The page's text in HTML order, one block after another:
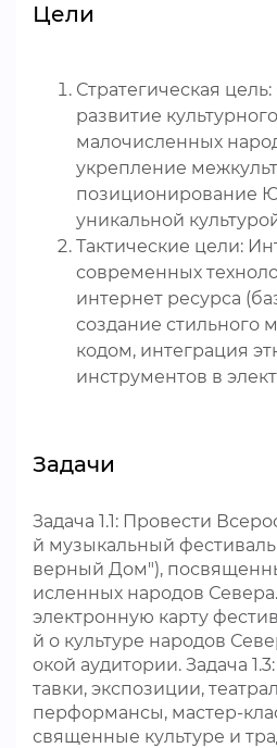
Цели
Стратегическая
развитие
малочисленных
укрепление
позиционирование
уникальной
Тактические цели:
современных
интернет ресурса
создание стильного
кодом, интеграция
инструментов в
Задачи
Задача 1.1: Провести
й музыкальный
верный Дом"),
исленных народов Севера.
электронную карту
й о культуре народов
окой аудитории. Задача
тавки, экспозиции,
перформансы, мастер-
священные культуре и